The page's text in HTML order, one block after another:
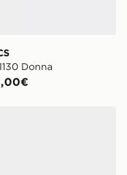
Donna